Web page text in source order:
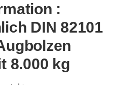
:
DIN 82101
8.000 kg